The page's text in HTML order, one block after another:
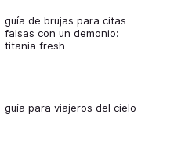
guía de brujas para citas
falsas con un demonio:
titania fresh
guía para viajeros del cielo